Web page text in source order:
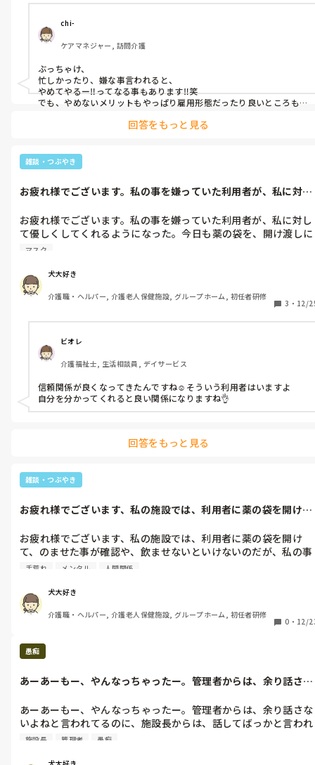
た。有難いと思うし、忙しかったり嫌な事あると辞めたくなるけ
ど、辞める勇気がなく今の施設に留まっています。
皆様、そういう事ないですか。
chi-
ケアマネジャー, 訪問介護
ぶっちゃけ、
忙しかったり、嫌な事言われると、
やめてやるー‼︎ってなる事もあります‼︎笑
でも、やめないメリットもやっぱり雇用形態だったり良いところも
辞める勇気がないと捉えるより、自分の求める雇用形態にあってる
るかもしれませんね☺︎
回答をもっと見る
雑談・つぶやき
お疲れ様でございます。私の事を嫌っていた利用者が、私に対し
お疲れ様でございます。私の事を嫌っていた利用者が、私に対し
て優しくしてくれるようになった。今日も薬の袋を、開け渡しに
いって、自分から手を出すようになってくれた。そして、ありが
いえいえ、此方こそすいませんでした。
そして、辞めないでね。頑張ってるよね、だから辞めないで頑張
ってね。
ありがとうございます。そう言ってくれると、私も嬉しいです。
と言ったら、
うん。ごめんね、気にしてるよね。
ありがとう。気にしないでね。
と言ってくれた。私も笑顔で返した。マスクの上からだが、伝わ
って笑顔を返してくれた。
嫌っていた、利用者から好かれるとこんなに嬉しいんだなーと感
持ちって、伝わっていくんだね。
マスク
犬大好き
介護職・ヘルパー, 介護老人保健施設, グループホーム, 初任者研修
3 ・ 12/
ビオレ
介護福祉士, 生活相談員, デイサービス
信頼関係が良くなってきたんですね☺️そういう利用者はいますよ
自分を分かってくれると良い関係になりますね👌
回答をもっと見る
雑談・つぶやき
お疲れ様でございます、私の施設では、利用者に薬の袋を開け
お疲れ様でございます、私の施設では、利用者に薬の袋を開け
て、のませた事が確認や、飲ませないといけないのだが、私の事
を嫌っている利用者が、薬の袋を開けさせてくれない事などがあ
タルもやられかけていて、スタッフからは私が叱られる始末。自
立で自分で飲めるけど、落薬💊などあるからだ。
それで、メンタルもやられかけていてとにかく私は、どうしよう
と、悩んでいた。
と、考えた。そしたら、本人の前で名前の確認と、〇〇様、お薬
てありがとうと、言ってすぐ私の前で、飲んでくれるようになっ
た。
手荒れ メンタル 人間関係
犬大好き
介護職・ヘルパー, 介護老人保健施設, グループホーム, 初任者研修
0 ・ 12/
愚痴
あーあーもー、やんなっちゃったー。管理者からは、余り話さな
あーあーもー、やんなっちゃったー。管理者からは、余り話さな
いよねと言われてるのに、施設長からは、話してばっかと言われ
てしまうし、リネン交換にしても、利用者が起きないから、起き
施設長 管理者 愚痴